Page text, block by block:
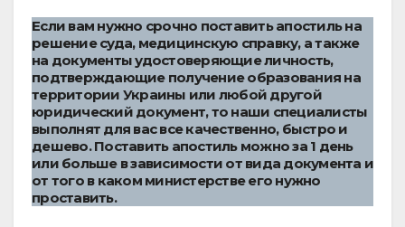
Если вам нужно срочно поставить апостиль на
решение суда, медицинскую справку, а также
на документы удостоверяющие личность,
подтверждающие получение образования на
территории Украины или любой другой
юридический документ, то наши специалисты
выполнят для вас все качественно, быстро и
дешево. Поставить апостиль можно за 1 день
или больше в зависимости от вида документа и
от того в каком министерстве его нужно
проставить.